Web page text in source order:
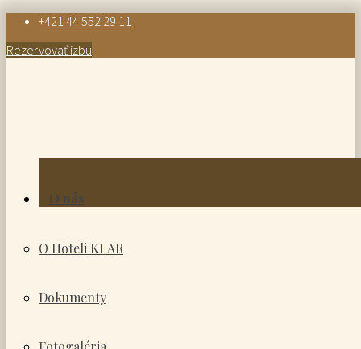
+421 44 552 29 11
Rezervovať izbu
O nás
O Hoteli KLAR
Dokumenty